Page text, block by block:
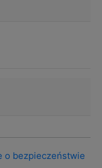
o bezpieczeństwie